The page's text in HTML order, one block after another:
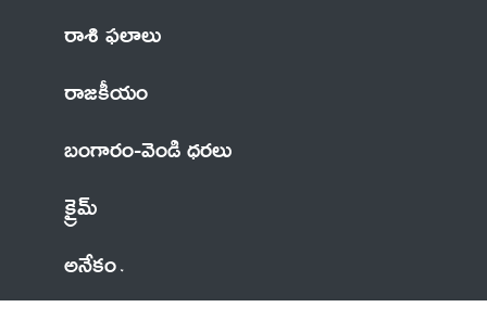
రాశి ఫలాలు
రాజకీయం
బంగారం-వెండి ధరలు
క్రైమ్
అనేకం